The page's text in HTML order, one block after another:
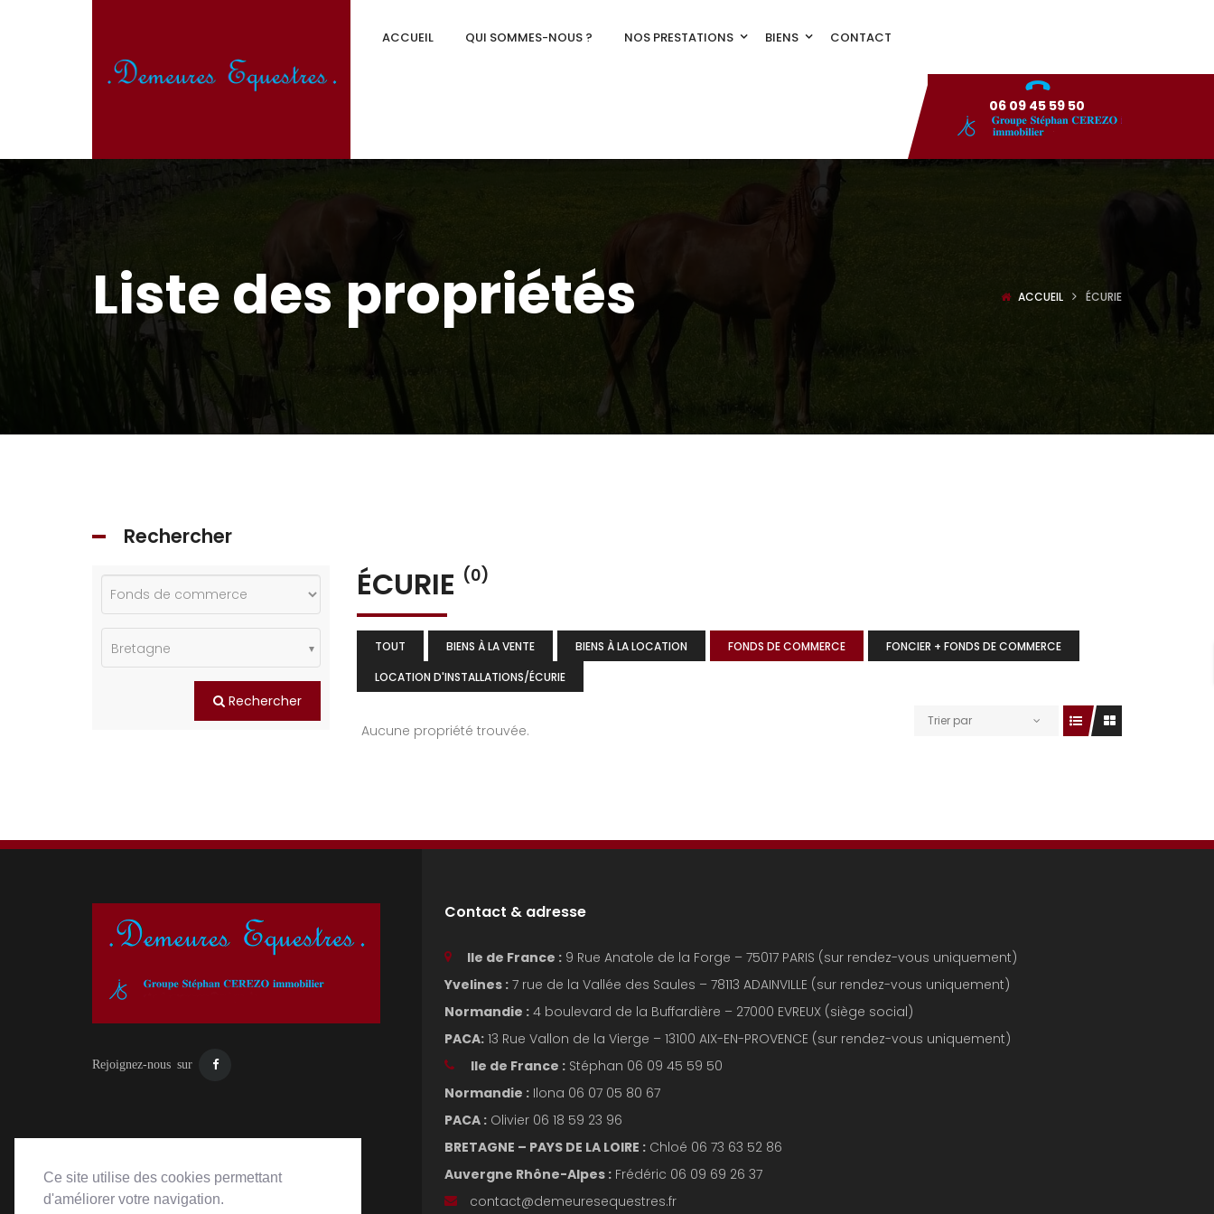
Ce site utilise des cookies permettant
d'améliorer votre navigation.
ACCUEIL QUI SOMMES-NOUS ? NOS PRESTATIONS BIENS CONTACT
06 09 45 59 50
Liste des propriétés ACCUEIL ÉCURIE
ÉCURIE (0)
TOUT BIENS À LA VENTE BIENS À LA LOCATION FONDS DE COMMERCE
FONCIER + FONDS DE COMMERCE
LOCATION D'INSTALLATIONS/ÉCURIE
Trier par
Aucune propriété trouvée.
Rechercher
Bretagne
Rechercher
Rejoignez-nous sur
Contact & adresse
Ile de France : 9 Rue Anatole de la Forge – 75017 PARIS (sur rendez-vous uniquement)
Yvelines : 7 rue de la Vallée des Saules – 78113 ADAINVILLE (sur rendez-vous uniquement)
Normandie : 4 boulevard de la Buffardière – 27000 EVREUX (siège social)
PACA: 13 Rue Vallon de la Vierge – 13100 AIX-EN-PROVENCE (sur rendez-vous uniquement)
Ile de France : Stéphan 06 09 45 59 50
Normandie : Ilona 06 07 05 80 67
PACA : Olivier 06 18 59 23 96
BRETAGNE – PAYS DE LA LOIRE : Chloé 06 73 63 52 86
Auvergne Rhône-Alpes : Frédéric 06 09 69 26 37
contact@demeuresequestres.fr